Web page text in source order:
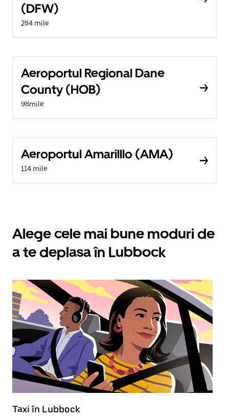
(DFW)
284 mile
Aeroportul Regional Dane
County (HOB)
98mile
Aeroportul Amarilllo (AMA)
114 mile
Alege cele mai bune moduri de
a te deplasa în Lubbock
Taxi în Lubbock